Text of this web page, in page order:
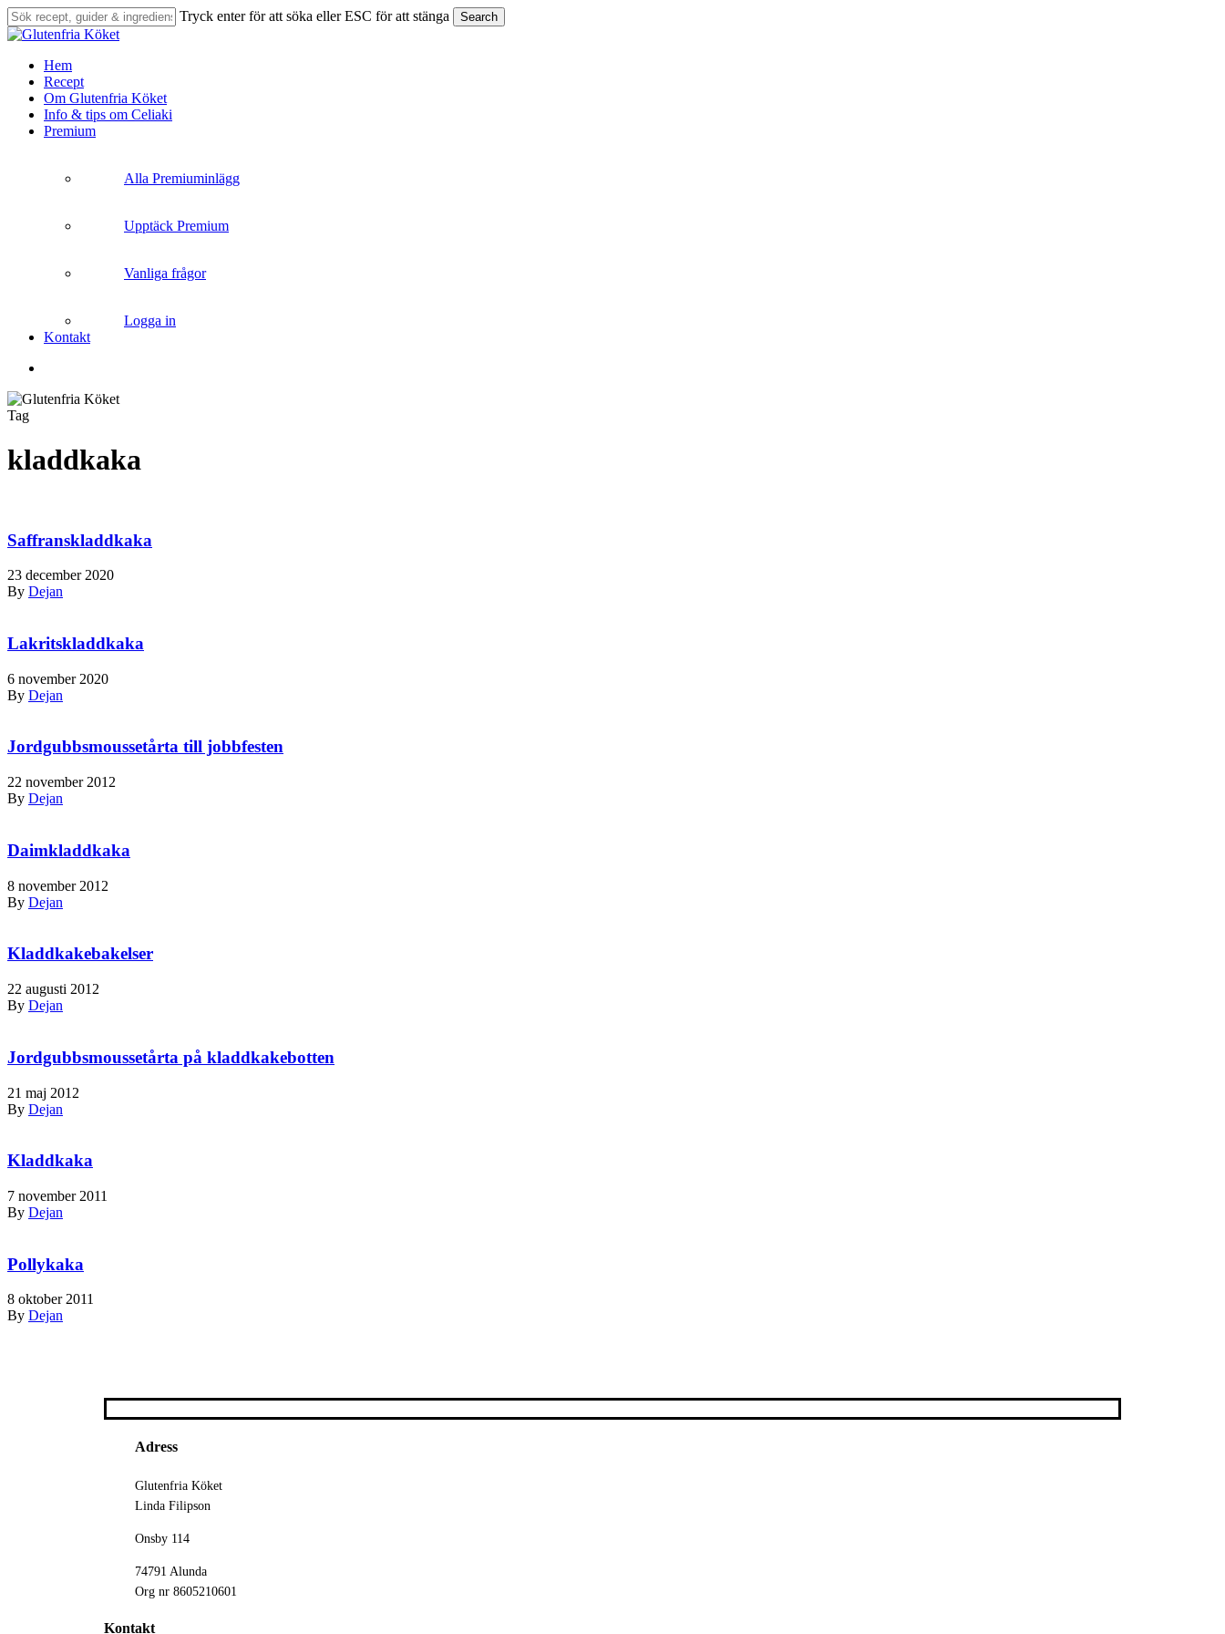
Skip
to
content
Tryck enter för att söka eller ESC för att stänga Search
Close
search
Menu
Hem
Recept
Om Glutenfria Köket
Info & tips om Celiaki
Premium
Alla Premiuminlägg
Upptäck Premium
Vanliga frågor
Logga in
Kontakt
Tag
kladdkaka
Saffranskladdkaka
23 december 2020
By Dejan
Lakritskladdkaka
6 november 2020
By Dejan
Jordgubbsmoussetårta till jobbfesten
22 november 2012
By Dejan
Daimkladdkaka
8 november 2012
By Dejan
Kladdkakebakelser
22 augusti 2012
By Dejan
Jordgubbsmoussetårta på kladdkakebotten
21 maj 2012
By Dejan
Kladdkaka
7 november 2011
By Dejan
Pollykaka
8 oktober 2011
By Dejan
Adress
Glutenfria Köket
Linda Filipson
Onsby 114
74791 Alunda
Org nr 8605210601
Kontakt